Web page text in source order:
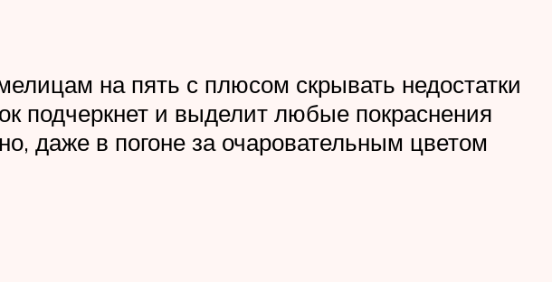
на пять с плюсом скрывать недостатки
подчеркнет и выделит любые покраснения
даже в погоне за очаровательным цветом